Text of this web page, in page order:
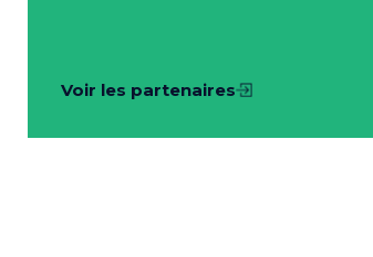
Voir les partenaires